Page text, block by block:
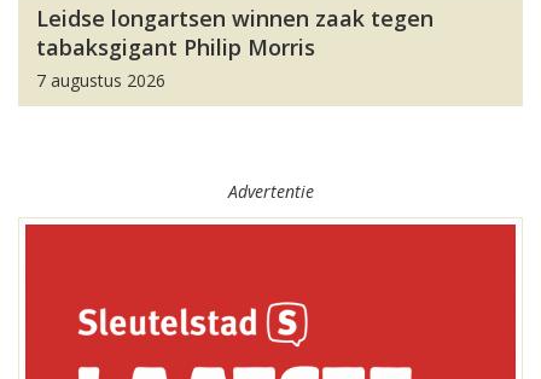
Leidse longartsen winnen zaak tegen
tabaksgigant Philip Morris
7 augustus 2026
Advertentie